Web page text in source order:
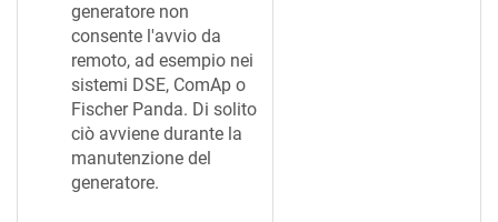
generatore non
consente l'avvio da
remoto, ad esempio nei
sistemi DSE, ComAp o
Fischer Panda. Di solito
ciò avviene durante la
manutenzione del
generatore.